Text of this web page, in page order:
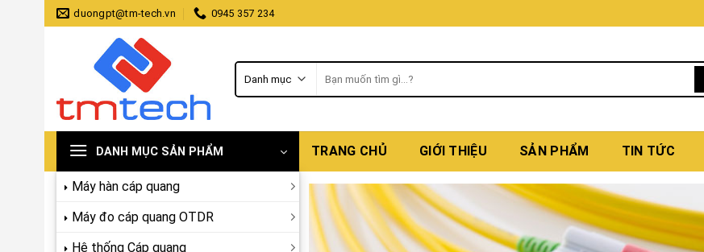
Skip
to
duongpt@tm-tech.vn 0945 357 234
kiếm:
DANH MỤC SẢN PHẨM
Máy hàn cáp quang
Máy đo cáp quang OTDR
Hệ thống Cáp quang
TRANG CHỦ GIỚI THIỆU SẢN PHẨM TIN TỨC